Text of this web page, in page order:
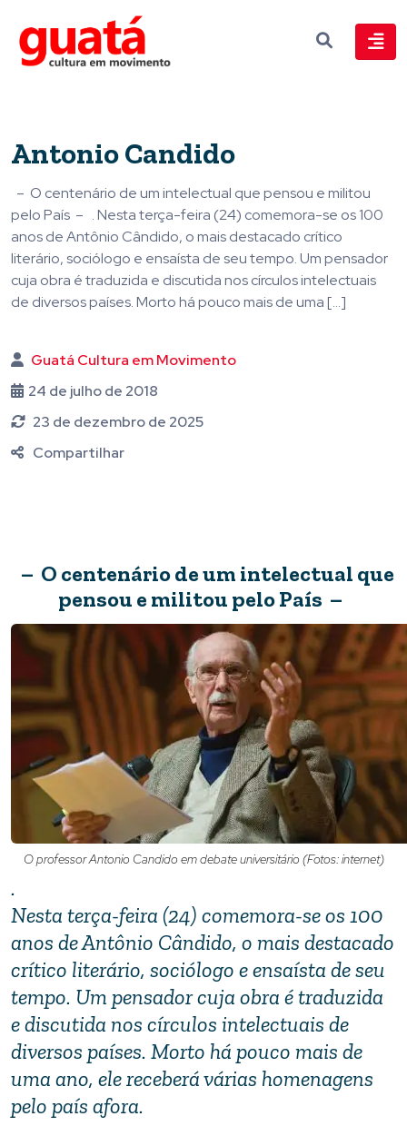
Antonio Candido
– O centenário de um intelectual que pensou e militou
pelo País – . Nesta terça-feira (24) comemora-se os 100
anos de Antônio Cândido, o mais destacado crítico
literário, sociólogo e ensaísta de seu tempo. Um pensador
cuja obra é traduzida e discutida nos círculos intelectuais
de diversos países. Morto há pouco mais de uma […]
Guatá Cultura em Movimento
24 de julho de 2018
23 de dezembro de 2025
Compartilhar
– O centenário de um intelectual que
pensou e militou pelo País –
O professor Antonio Candido em debate universitário (Fotos: internet)
.
Nesta terça-feira (24) comemora-se os 100
anos de Antônio Cândido, o mais destacado
crítico literário, sociólogo e ensaísta de seu
tempo. Um pensador cuja obra é traduzida
e discutida nos círculos intelectuais de
diversos países. Morto há pouco mais de
uma ano, ele receberá várias homenagens
pelo país afora.